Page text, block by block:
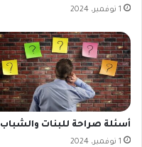
1 نوفمبر، 2024
أسئلة صراحة للبنات والشباب
1 نوفمبر، 2024